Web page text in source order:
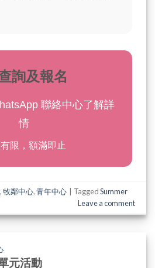
詢及報名
聯絡中心了解詳
情
限，額滿即止
,牧鄰中心,青年中心 TaggedSummer
Leave a comment
元活動